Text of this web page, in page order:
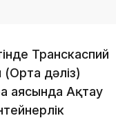
Транскаспий
дәліз)
аясында Ақтау